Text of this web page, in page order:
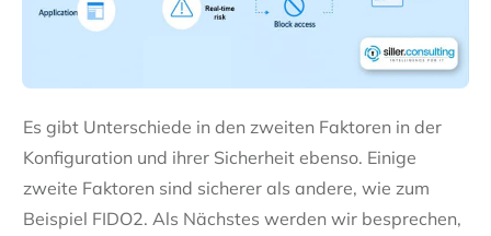
Es gibt Unterschiede in den zweiten Faktoren in der
Konfiguration und ihrer Sicherheit ebenso. Einige
zweite Faktoren sind sicherer als andere, wie zum
Beispiel FIDO2. Als Nächstes werden wir besprechen,